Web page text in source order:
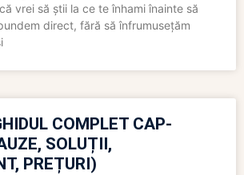
vrei să știi la ce te înhami înainte să
direct, fără să înfrumusețăm
COMPLET CAP-
SOLUȚII,
PREȚURI)